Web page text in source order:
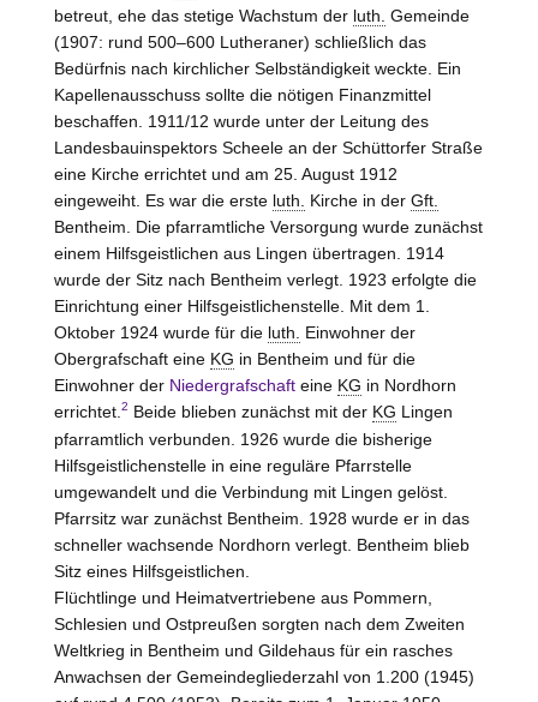
betreut, ehe das stetige Wachstum der luth. Gemeinde
(1907: rund 500–600 Lutheraner) schließlich das
Bedürfnis nach kirchlicher Selbständigkeit weckte. Ein
Kapellenausschuss sollte die nötigen Finanzmittel
beschaffen. 1911/12 wurde unter der Leitung des
Landesbauinspektors Scheele an der Schüttorfer Straße
eine Kirche errichtet und am 25. August 1912
eingeweiht. Es war die erste luth. Kirche in der Gft.
Bentheim. Die pfarramtliche Versorgung wurde zunächst
einem Hilfsgeistlichen aus Lingen übertragen. 1914
wurde der Sitz nach Bentheim verlegt. 1923 erfolgte die
Einrichtung einer Hilfsgeistlichenstelle. Mit dem 1.
Oktober 1924 wurde für die luth.
Einwohner der
Obergrafschaft eine KG in Bentheim und für die
Einwohner der Niedergrafschafteine KG in Nordhorn
errichtet. 2 Beide blieben zunächst mit der KG Lingen
pfarramtlich verbunden. 1926 wurde die bisherige
Hilfsgeistlichenstelle in eine reguläre Pfarrstelle
umgewandelt und die Verbindung mit Lingen gelöst.
Pfarrsitz war zunächst Bentheim. 1928 wurde er in das
schneller wachsende Nordhorn verlegt. Bentheim blieb
Sitz eines Hilfsgeistlichen.
Flüchtlinge und Heimatvertriebene aus Pommern,
Schlesien und Ostpreußen sorgten nach dem Zweiten
Weltkrieg in Bentheim und Gildehaus für ein rasches
Anwachsen der Gemeindegliederzahl von 1.200 (1945)